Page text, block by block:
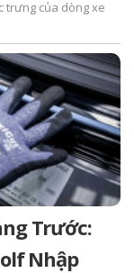
trưng của dòng xe
Trước:
Nhập